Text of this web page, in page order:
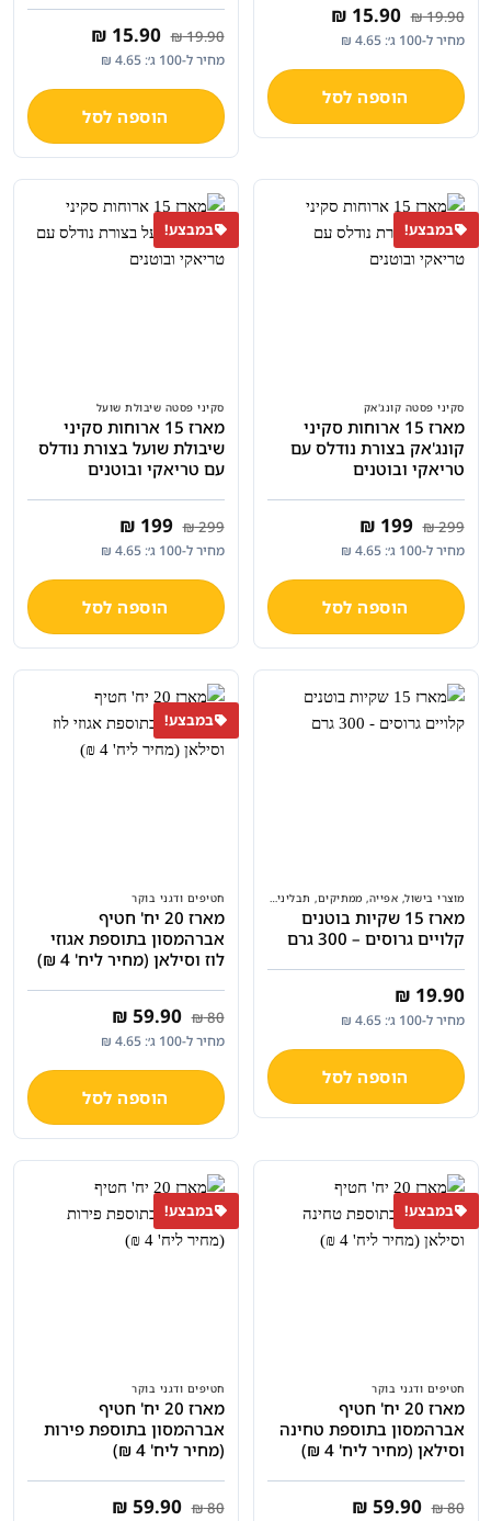
₪19.90 המחיר
המקורי
היה:
₪ 19.90.
₪ 15.90
₪ 15.90.
מחיר ל-100 ג׳: 4.65 ₪
הוספה לסל
₪19.90 המחיר
המקורי
היה:
₪ 19.90.
₪ 15.90
₪ 15.90.
מחיר ל-100 ג׳: 4.65 ₪
הוספה לסל
במבצע!
סקיני פסטה קונג'אק
מארז 15 ארוחות סקיני
קונג'אק בצורת נודלס עם
טריאקי ובוטנים
₪299 המחיר
המקורי
היה:
₪ 299.
₪ 199
הנוכחי
הוא:
₪ 199.
מחיר ל-100 ג׳: 4.65 ₪
הוספה לסל
במבצע!
סקיני פסטה שיבולת שועל
מארז 15 ארוחות סקיני
שיבולת שועל בצורת נודלס
עם טריאקי ובוטנים
₪299 המחיר
המקורי
היה:
₪ 299.
₪ 199
הנוכחי
הוא:
₪ 199.
מחיר ל-100 ג׳: 4.65 ₪
הוספה לסל
מוצרי בישול, אפייה, ממתיקים, תבלינים ועוד
מארז 15 שקיות בוטנים
קלויים גרוסים – 300 גרם
₪ 19.90
מחיר ל-100 ג׳: 4.65 ₪
הוספה לסל
במבצע!
חטיפים ודגני בוקר
מארז 20 יח' חטיף
אברהמסון בתוספת אגוזי
לוז וסילאן (מחיר ליח' 4 ₪)
₪80 המחיר
המקורי
היה:
₪ 80.
₪ 59.90
הנוכחי
הוא:
₪ 59.90.
מחיר ל-100 ג׳: 4.65 ₪
הוספה לסל
במבצע!
חטיפים ודגני בוקר
מארז 20 יח' חטיף
אברהמסון בתוספת טחינה
וסילאן (מחיר ליח' 4 ₪)
₪80 המחיר ₪ 59.90
במבצע!
חטיפים ודגני בוקר
מארז 20 יח' חטיף
אברהמסון בתוספת פירות
(מחיר ליח' 4 ₪)
₪80 המחיר ₪ 59.90